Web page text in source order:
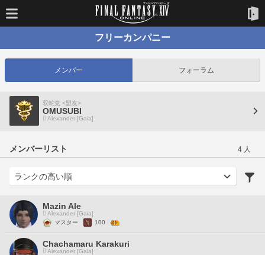
フリーカンパニー
メンバー フォーラム
双蛇党 <盟友>
OMUSUBI
Alexander [Gaia]
メンバーリスト 4 人
Mazin Ale
Alexander [Gaia]
マスター
100
Chachamaru Karakuri
Alexander [Gaia]